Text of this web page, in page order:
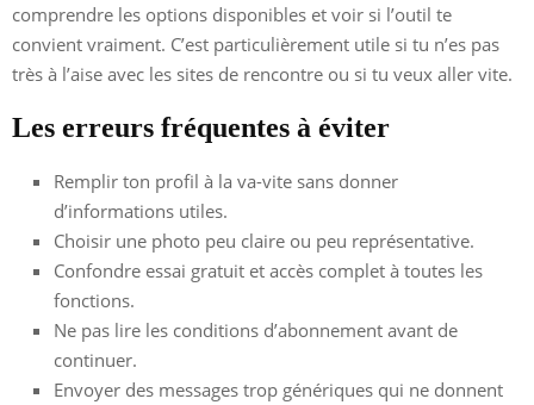
comprendre les options disponibles et voir si l’outil te
convient vraiment. C’est particulièrement utile si tu n’es pas
très à l’aise avec les sites de rencontre ou si tu veux aller vite.
Les erreurs fréquentes à éviter
Remplir ton profil à la va-vite sans donner
d’informations utiles.
Choisir une photo peu claire ou peu représentative.
Confondre essai gratuit et accès complet à toutes les
fonctions.
Ne pas lire les conditions d’abonnement avant de
continuer.
Envoyer des messages trop génériques qui ne donnent